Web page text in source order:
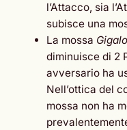
l’Attacco, sia
subisce una
La mossa
diminuisce di 2
avversario ha
Nell’ottica del
mossa non ha